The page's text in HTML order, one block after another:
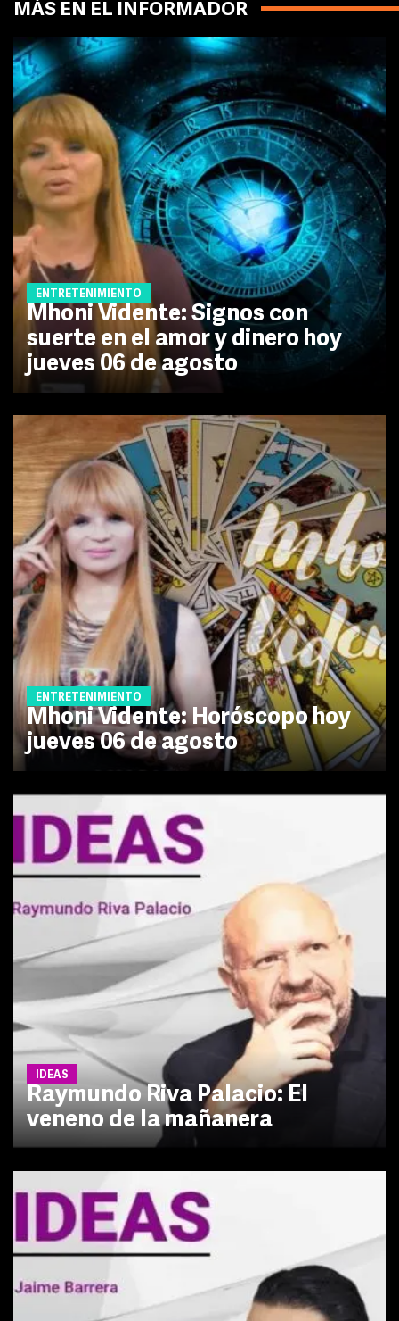
MÁS EN EL INFORMADOR
ENTRETENIMIENTO
Mhoni Vidente: Signos con
suerte en el amor y dinero hoy
jueves 06 de agosto
ENTRETENIMIENTO
Mhoni Vidente: Horóscopo hoy
jueves 06 de agosto
IDEAS
Raymundo Riva Palacio: El
veneno de la mañanera